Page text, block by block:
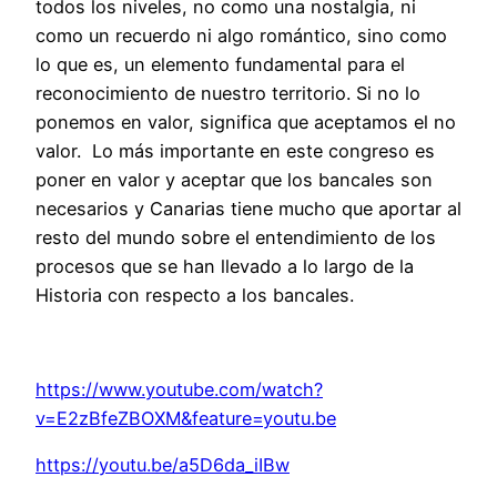
todos los niveles, no como una nostalgia, ni
como un recuerdo ni algo romántico, sino como
lo que es, un elemento fundamental para el
reconocimiento de nuestro territorio. Si no lo
ponemos en valor, significa que aceptamos el no
valor. Lo más importante en este congreso es
poner en valor y aceptar que los bancales son
necesarios y Canarias tiene mucho que aportar al
resto del mundo sobre el entendimiento de los
procesos que se han llevado a lo largo de la
Historia con respecto a los bancales.
https://www.youtube.com/watch?
v=E2zBfeZBOXM&feature=youtu.be
https://youtu.be/a5D6da_iIBw